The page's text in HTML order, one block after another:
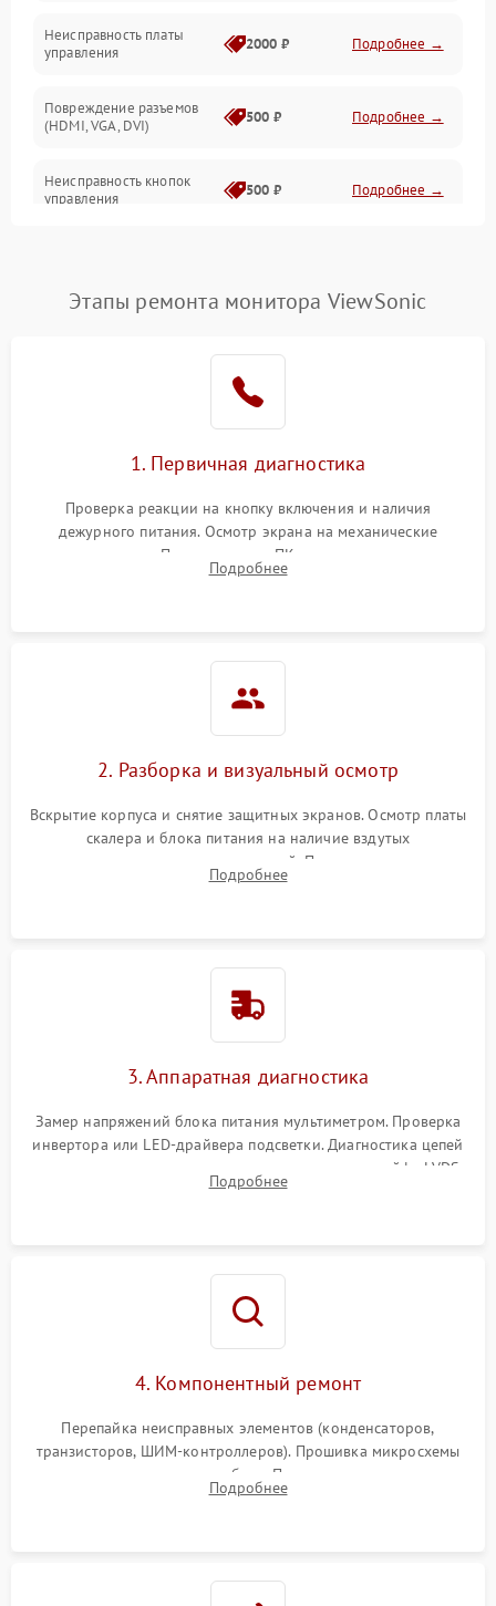
Неисправность платы
управления
2000 ₽ Подробнее →
Повреждение разъемов
(HDMI, VGA, DVI)
500 ₽ Подробнее →
Неисправность кнопок
управления
500 ₽ Подробнее →
Повреждение кабеля
1000 ₽
Поломка системы
автоматического
1000 ₽ Подробнее →
Неисправность системы
1000 ₽
защиты от замыкания
1000 ₽ Подробнее →
1000 ₽
Поломка системы защиты
Этапы ремонта монитора ViewSonic
1. Первичная диагностика
Проверка реакции на кнопку включения и наличия
дежурного питания. Осмотр экрана на механические
повреждения. Подключение к ПК для оценки вывода
изображения, работы подсветки и выявления артефактов на
Подробнее
2. Разборка и визуальный осмотр
Вскрытие корпуса и снятие защитных экранов. Осмотр платы
скалера и блока питания на наличие вздутых
конденсаторов, прогаров, окислений. Проверка надежности
контактов и целостности шлейфов матрицы.
Подробнее
3. Аппаратная диагностика
Замер напряжений блока питания мультиметром. Проверка
инвертора или LED-драйвера подсветки. Диагностика цепей
питания скалера и тестирование сигналов на шлейфе LVDS
Подробнее
4. Компонентный ремонт
Перепайка неисправных элементов (конденсаторов,
транзисторов, ШИМ-контроллеров). Прошивка микросхемы
памяти при программных сбоях. При поломке подсветки —
разборка матрицы и замена выгоревших светодиодов.
Подробнее